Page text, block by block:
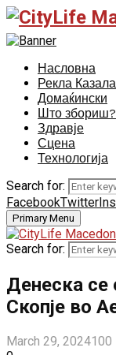
Насловна
Рекла Казала
Домаќински
Што збориш?
Здравје
Сцена
Технологија
Search for:
FacebookTwitter
Primary Menu
Search for:
Денеска се
Скопје во
March 29, 2024100